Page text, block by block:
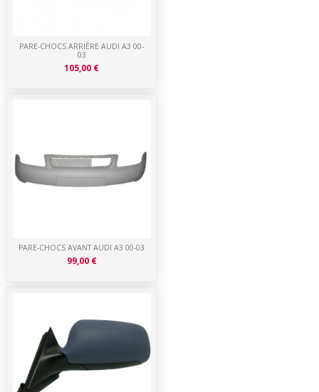
PARE-CHOCS AVANT AUDI A3 00-03
99,00 €
PARE-CHOCS ARRIÈRE AUDI A3 00-
03
105,00 €